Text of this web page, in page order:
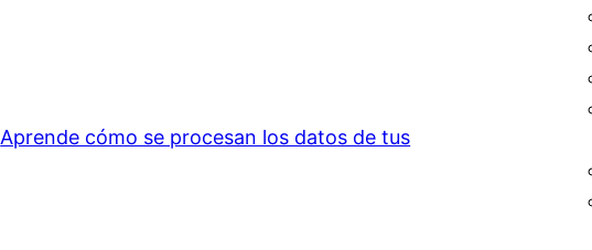
Aprende cómo se procesan los datos de tus